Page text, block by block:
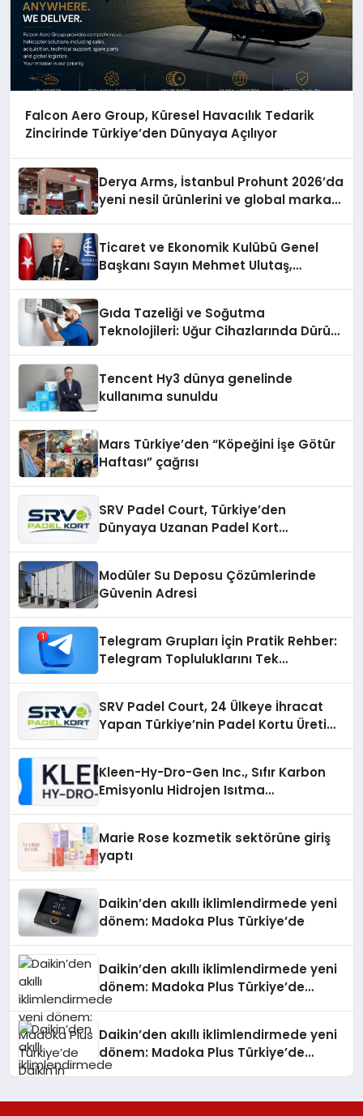
Falcon Aero Group, Küresel Havacılık Tedarik
Zincirinde Türkiye’den Dünyaya Açılıyor
Derya Arms, İstanbul Prohunt 2026’da
yeni nesil ürünlerini ve global marka
Ticaret ve Ekonomik Kulübü Genel
Başkanı Sayın Mehmet Ulutaş,
Gıda Tazeliği ve Soğutma
Teknolojileri: Uğur Cihazlarında Dürüst
Tencent Hy3 dünya genelinde
kullanıma sunuldu
Mars Türkiye’den “Köpeğini İşe Götür
Haftası” çağrısı
SRV Padel Court, Türkiye’den
Dünyaya Uzanan Padel Kort
Modüler Su Deposu Çözümlerinde
Güvenin Adresi
Telegram Grupları İçin Pratik Rehber:
Telegram Topluluklarını Tek
SRV Padel Court, 24 Ülkeye İhracat
Yapan Türkiye’nin Padel Kortu Üretim
Kleen-Hy-Dro-Gen Inc., Sıfır Karbon
Emisyonlu Hidrojen Isıtma
Marie Rose kozmetik sektörüne giriş
yaptı
Daikin’den akıllı iklimlendirmede yeni
dönem: Madoka Plus Türkiye’de
Daikin’den akıllı iklimlendirmede yeni
dönem: Madoka Plus Türkiye’de
Daikin’in kullanıcı dostu tasarımıyla
teknolojilerle donatılmış son modeli
VRV kontrol ünitesi Madoka Plus
Türkiye’de satışa sunuldu. Tam
Daikin’den akıllı iklimlendirmede yeni
dönem: Madoka Plus Türkiye’de
Daikin’in kullanıcı dostu tasarımıyla
teknolojilerle donatılmış son modeli